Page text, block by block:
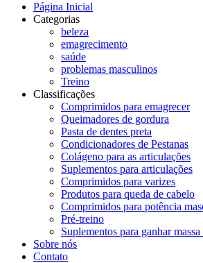
Página Inicial
Categorias
beleza
emagrecimento
saúde
problemas masculinos
Treino
Classificações
Comprimidos para emagrecer
Queimadores de gordura
Pasta de dentes preta
Condicionadores de Pestanas
Colágeno para as articulações
Suplementos para articulações
Comprimidos para varizes
Produtos para queda de cabelo
Comprimidos para potência
Pré-treino
Suplementos para ganhar
Sobre nós
Contato